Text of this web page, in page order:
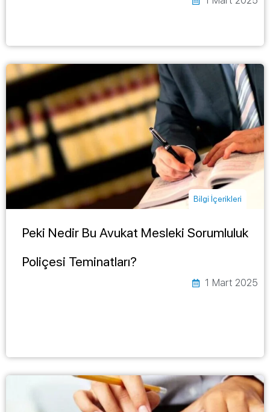
Bilgi İçerikleri
Peki Nedir Bu Avukat Mesleki Sorumluluk
Poliçesi Teminatları?
1 Mart 2025